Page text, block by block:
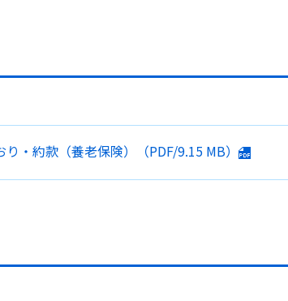
り・約款（養老保険） （PDF/9.15 MB）